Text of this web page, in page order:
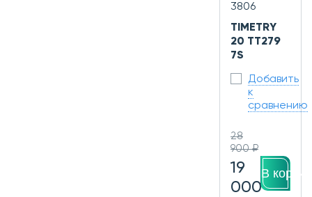
3806
TIMETRY
20 TT279
7S
Добавить
к
сравнению
28
900 ₽
19
000
В